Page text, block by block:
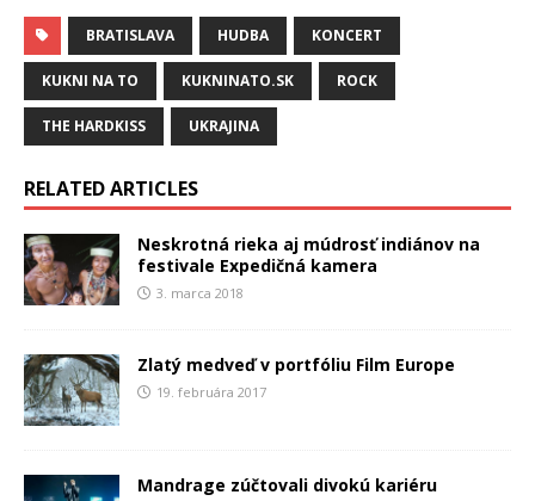
BRATISLAVA HUDBA KONCERT
KUKNI NA TO KUKNINATO.SK ROCK
THE HARDKISS UKRAJINA
RELATED ARTICLES
Neskrotná rieka aj múdrosť indiánov na
festivale Expedičná kamera
3. marca 2018
Zlatý medveď v portfóliu Film Europe
19. februára 2017
Mandrage zúčtovali divokú kariéru